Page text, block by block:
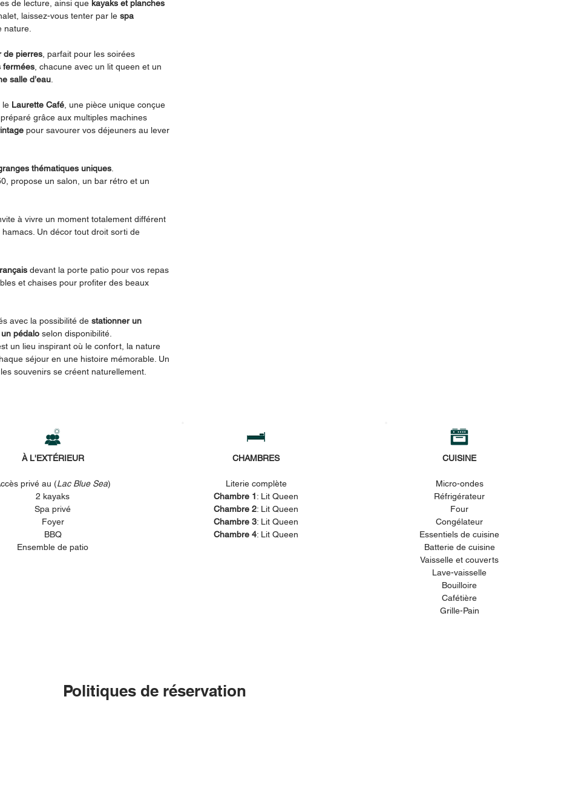
de lecture, ainsi que kayaks et planches
laissez-vous tenter par lespa
nature.
de pierres , parfait pour les soirées
fermées , chacune avec un lit queen et un
salle d’eau
le Laurette Café , une pièce unique conçue
grâce aux multiples machines
pour savourer vos déjeuners au lever
thématiques uniques
propose un salon, un bar rétro et un
à vivre un moment totalement différent
hamacs. Un décor tout droit sorti de
devant la porte patio pour vos repas
et chaises pour profiter des beaux
avec la possibilité destationner un
un pédalo selon disponibilité.
un lieu inspirant où le confort, la nature
séjour en une histoire mémorable. Un
souvenirs se créent naturellement.
À L'EXTÉRIEUR
privé au (Lac Blue Sea)
2 kayaks
Spa privé
Foyer
BBQ
Ensemble de patio
CHAMBRES
Literie complète
Chambre 1: Lit Queen
Chambre 2: Lit Queen
Chambre 3: Lit Queen
Chambre 4: Lit Queen
CUISINE
Micro-ondes
Réfrigérateur
Four
Congélateur
Essentiels de cuisine
Batterie de cuisine
Vaisselle et couverts
Lave-vaisselle
Bouilloire
Cafétière
Grille-Pain
Politiques de réservation